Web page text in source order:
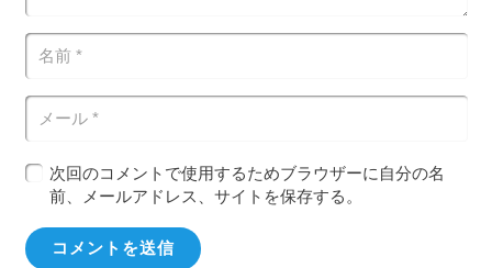
次回のコメントで使用するためブラウザーに自分の名
前、メールアドレス、サイトを保存する。
コメントを送信